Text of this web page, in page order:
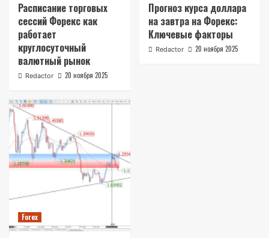
Расписание торговых
сессий Форекс как
работает
круглосуточный
валютный рынок
Redactor 20 ноября 2025
Прогноз курса доллара
на завтра на Форекс:
Ключевые факторы
Redactor 20 ноября 2025
Forex